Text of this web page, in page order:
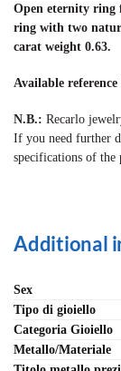
Open eternity ring
ring with two
carat weight 0.63.
Available reference
N.B.: Recarlo
If you need further
specifications of the
Additional
Sex
Tipo di gioiello
Categoria Gioiello
Metallo/Materiale